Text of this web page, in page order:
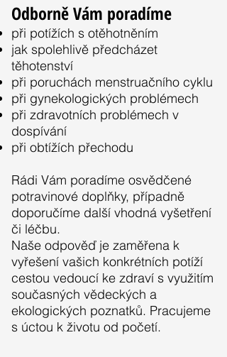
Odborně Vám poradíme
při potížích s otěhotněním
jak spolehlivě předcházet
těhotenství
při poruchách menstruačního cyklu
při gynekologických problémech
při zdravotních problémech v
dospívání
při obtížích přechodu
Rádi Vám poradíme osvědčené
potravinové doplňky, případně
doporučíme další vhodná vyšetření
či léčbu.
Naše odpověď je zaměřena k
vyřešení vašich konkrétních potíží
cestou vedoucí ke zdraví s využitím
současných vědeckých a
ekologických poznatků. Pracujeme
s úctou k životu od početí.